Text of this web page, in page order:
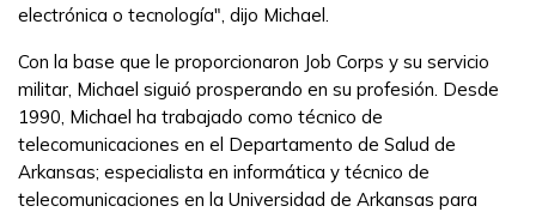
electrónica o tecnología", dijo Michael.
Con la base que le proporcionaron Job Corps y su servicio
militar, Michael siguió prosperando en su profesión. Desde
1990, Michael ha trabajado como técnico de
telecomunicaciones en el Departamento de Salud de
Arkansas; especialista en informática y técnico de
telecomunicaciones en la Universidad de Arkansas para